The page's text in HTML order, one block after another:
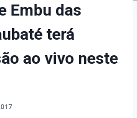
Embu das
terá
ao vivo neste